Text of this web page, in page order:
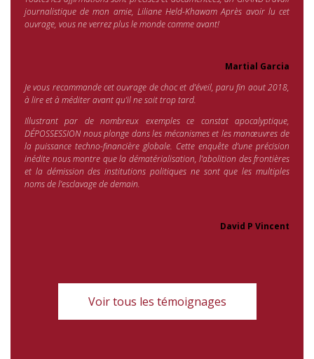
journalistique de mon amie, Liliane Held-Khawam Après avoir lu cet
ouvrage, vous ne verrez plus le monde comme avant!
Martial Garcia
Je vous recommande cet ouvrage de choc et d’éveil, paru fin aout 2018,
à lire et à méditer avant qu’il ne soit trop tard.
Illustrant par de nombreux exemples ce constat apocalyptique,
DÉPOSSESSIONnous plonge dans les mécanismes et les manœuvres de
la puissance techno-financière globale. Cette enquête d’une précision
inédite nous montre que la dématérialisation, l’abolition des frontières
et la démission des institutions politiques ne sont que les multiples
noms de l’esclavage de demain.
David P Vincent
Voir tous les témoignages